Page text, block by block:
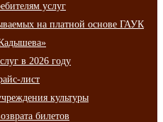
услуг
на платной основе ГАУК
в 2026 году
лист
культуры
билетов